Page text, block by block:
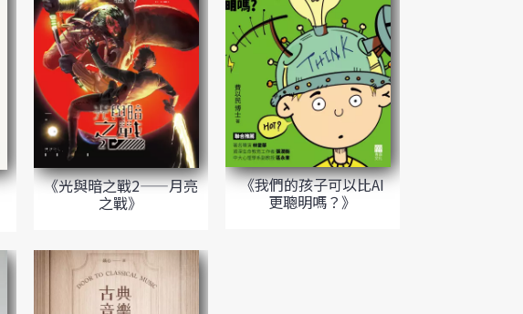
《光與暗之戰2——月亮
之戰》
《我們的孩子可以比AI
更聰明嗎？》